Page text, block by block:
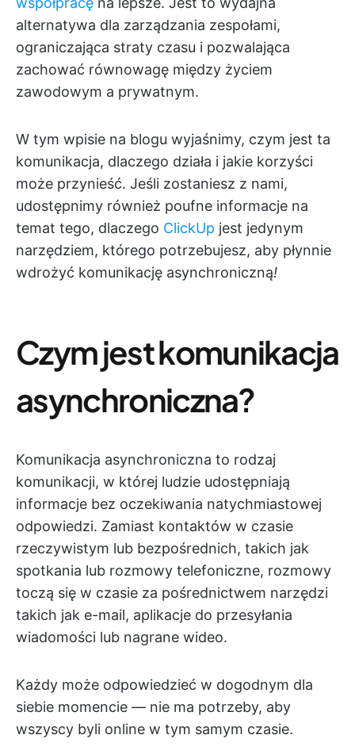
alternatywa dla zarządzania zespołami,
ograniczająca straty czasu i pozwalająca
zachować równowagę między życiem
zawodowym a prywatnym.
W tym wpisie na blogu wyjaśnimy, czym jest ta
komunikacja, dlaczego działa i jakie korzyści
może przynieść. Jeśli zostaniesz z nami,
udostępnimy również poufne informacje na
temat tego, dlaczego ClickUp jest jedynym
narzędziem, którego potrzebujesz, aby płynnie
wdrożyć komunikację asynchroniczną!
Czym jest komunikacja
asynchroniczna?
Komunikacja asynchroniczna to rodzaj
komunikacji, w której ludzie udostępniają
informacje bez oczekiwania natychmiastowej
odpowiedzi. Zamiast kontaktów w czasie
rzeczywistym lub bezpośrednich, takich jak
spotkania lub rozmowy telefoniczne, rozmowy
toczą się w czasie za pośrednictwem narzędzi
takich jak e-mail, aplikacje do przesyłania
wiadomości lub nagrane wideo.
Każdy może odpowiedzieć w dogodnym dla
siebie momencie — nie ma potrzeby, aby
wszyscy byli online w tym samym czasie.